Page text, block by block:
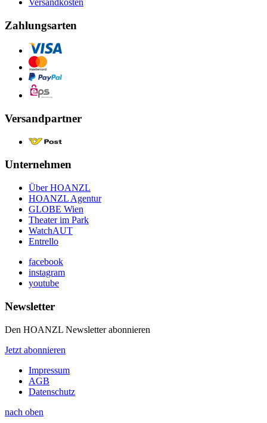
Zahlungsarten
Versandpartner
Unternehmen
Über HOANZL
HOANZL Agentur
GLOBE Wien
Theater im Park
WatchAUT
Entrello
facebook
instagram
youtube
Newsletter
Den HOANZL Newsletter abonnieren
Jetzt abonnieren
Impressum
AGB
Datenschutz
nach oben